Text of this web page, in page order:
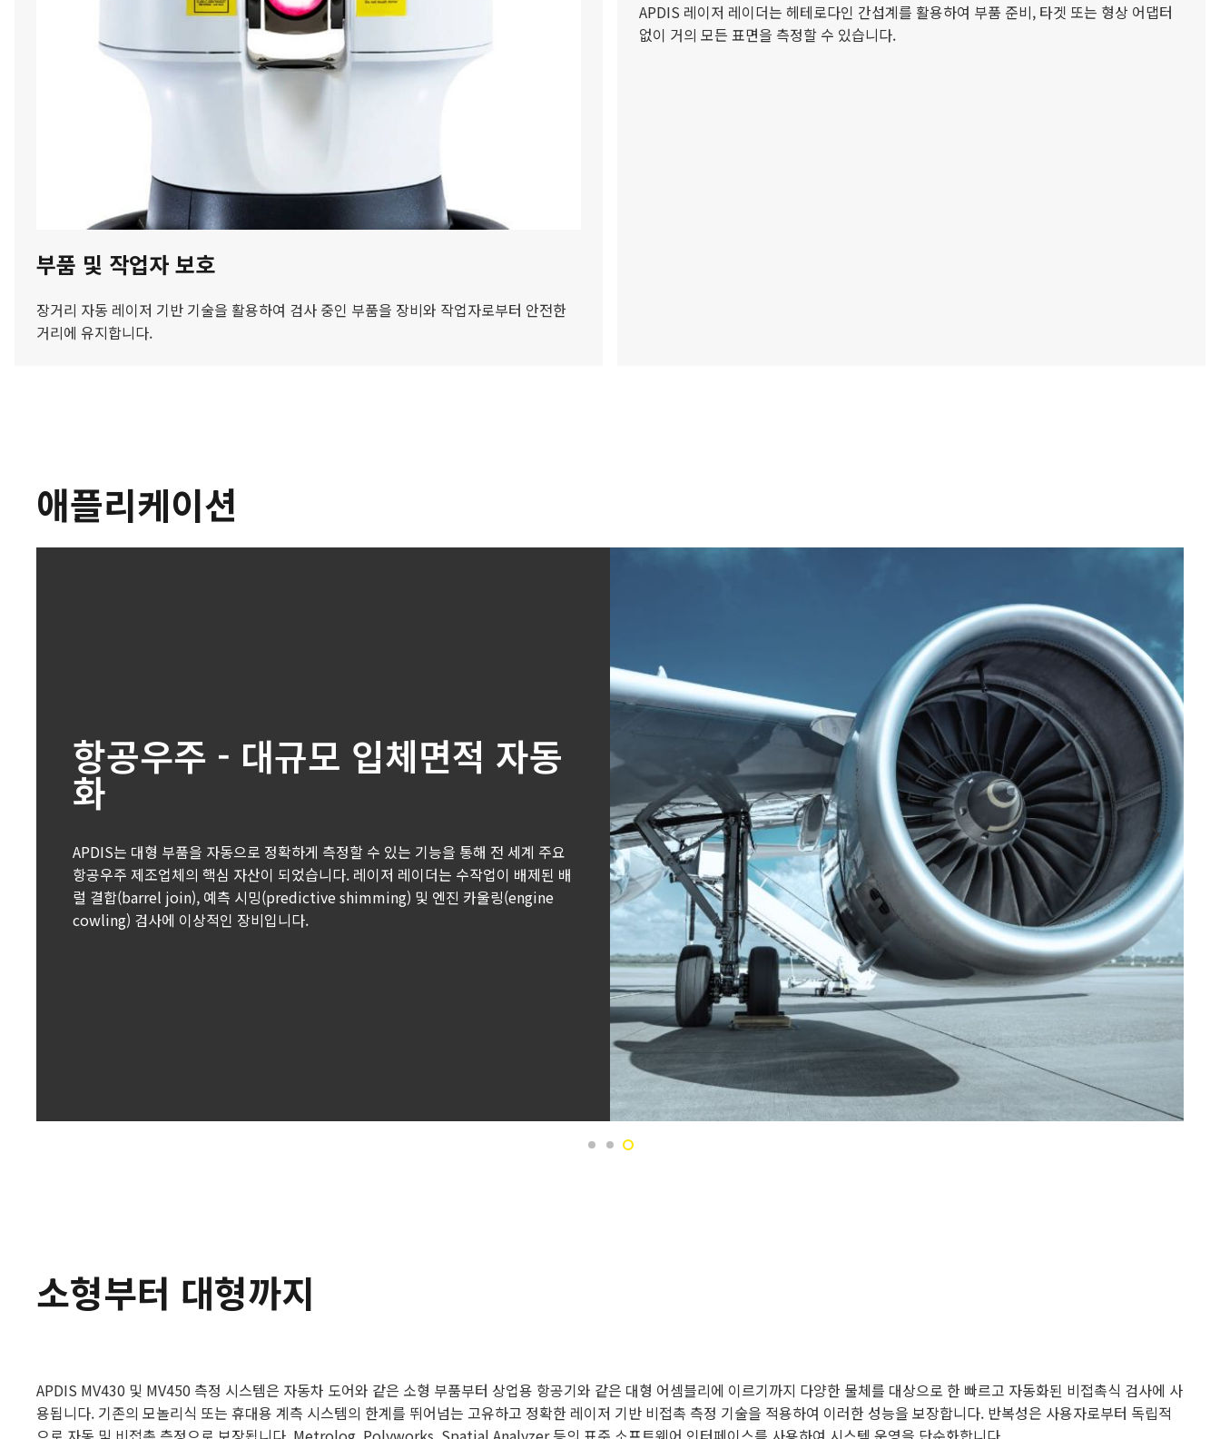
부품 및 작업자 보호
장거리 자동 레이저 기반 기술을 활용하여 검사 중인 부품을 장비와 작업자로부터 안전한
거리에 유지합니다.
APDIS 레이저 레이더는 헤테로다인 간섭계를 활용하여 부품 준비, 타겟 또는 형상 어댑터
없이 거의 모든 표면을 측정할 수 있습니다.
애플리케이션
항공우주 - 대규모 입체면적 자동
화
APDIS는 대형 부품을 자동으로 정확하게 측정할 수 있는 기능을 통해 전 세계 주요
항공우주 제조업체의 핵심 자산이 되었습니다. 레이저 레이더는 수작업이 배제된 배
럴 결합(barrel join), 예측 시밍(predictive shimming) 및 엔진 카울링(engine
cowling) 검사에 이상적인 장비입니다.
소형부터 대형까지
APDIS MV430 및 MV450 측정 시스템은 자동차 도어와 같은 소형 부품부터 상업용 항공기와 같은 대형 어셈블리에 이르기까지 다양한 물체를 대상으로 한 빠르고 자동화된 비접촉식 검사에 사
용됩니다. 기존의 모놀리식 또는 휴대용 계측 시스템의 한계를 뛰어넘는 고유하고 정확한 레이저 기반 비접촉 측정 기술을 적용하여 이러한 성능을 보장합니다. 반복성은 사용자로부터 독립적